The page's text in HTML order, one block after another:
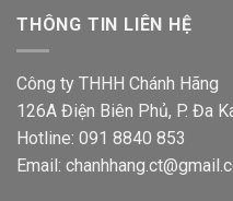
THÔNG TIN LIÊN HỆ
Công ty THHH Chánh Hãng
126A Điện Biên Phủ, P. Đa
Hotline: 091 8840 853
Email: